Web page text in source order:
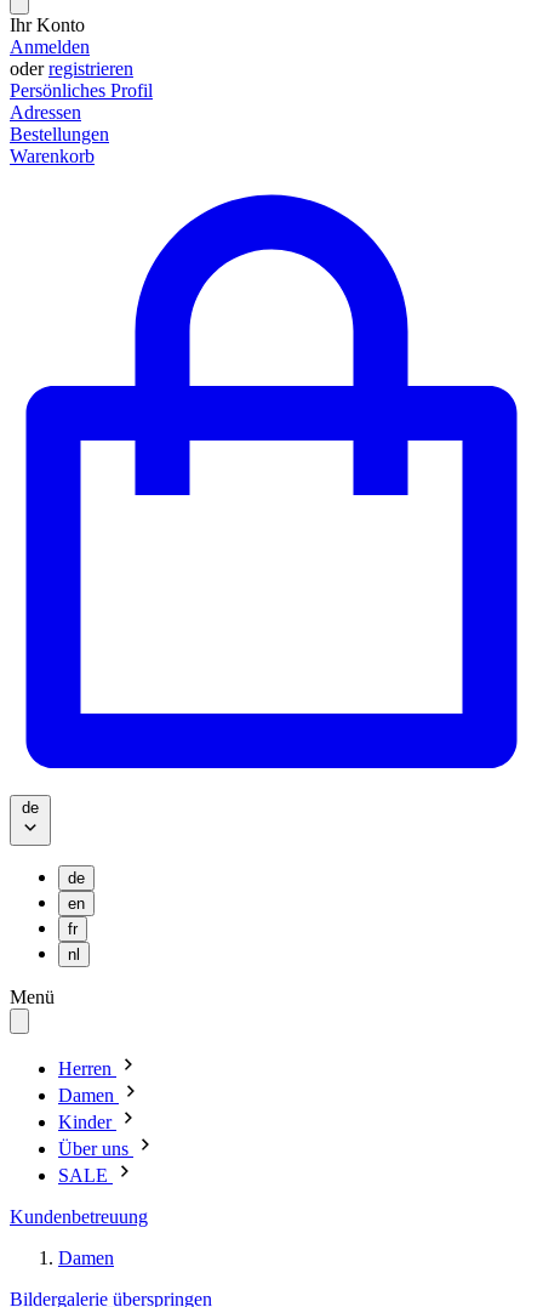
Ihr Konto
Anmelden
oderregistrieren
Persönliches Profil
Adressen
Bestellungen
Warenkorb
de
de
en
fr
nl
Menü
Herren
Damen
Kinder
Über uns
SALE
Kundenbetreuung
Damen
Bildergalerie überspringen